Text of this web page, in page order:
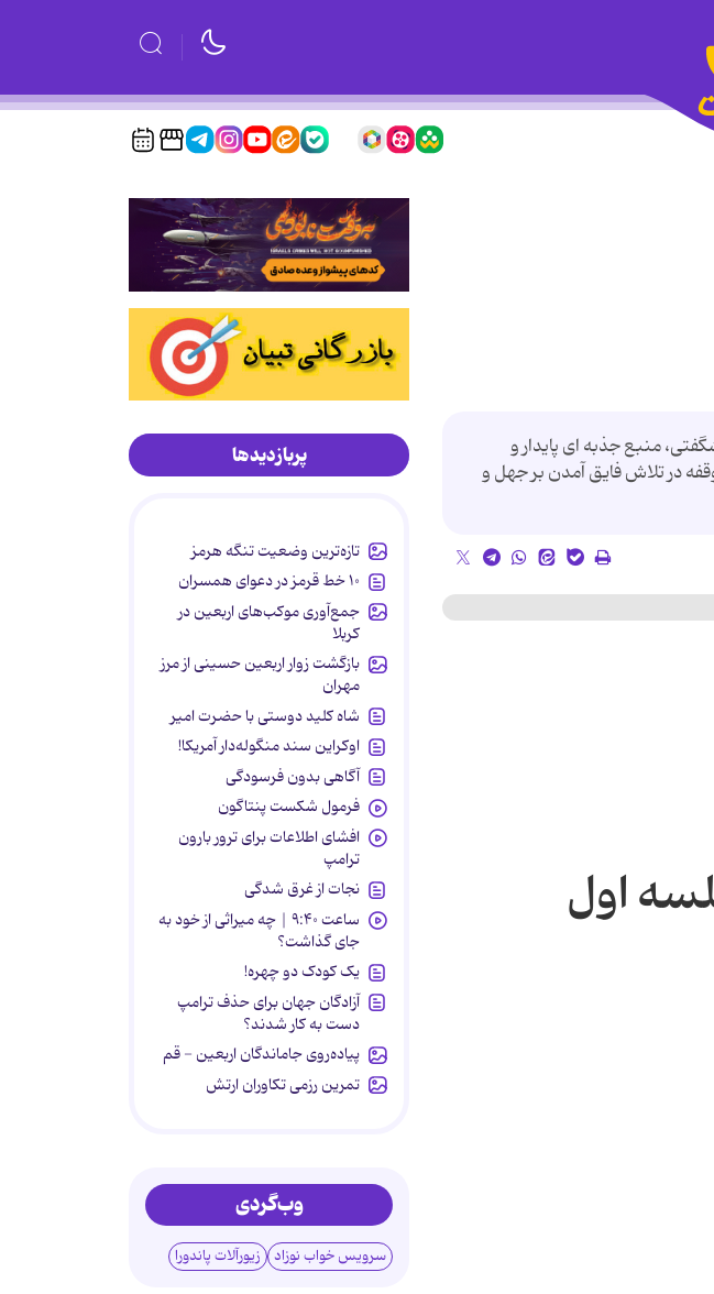
منبع جذبه ای پایدار و
در تلاش فایق آمدن بر جهل و
اول
پربازدیدها
تازه‌ترین وضعیت تنگه هرمز
۱۰ خط قرمز در دعوای همسران
جمع‌آوری موکب‌های اربعین در
کربلا
بازگشت زوار اربعین حسینی از مرز
مهران
شاه کلید دوستی با حضرت امیر
اوکراین سند منگوله‌دار آمریکا!
آگاهی بدون فرسودگی
فرمول شکست پنتاگون
افشای اطلاعات برای ترور بارون
ترامپ
نجات از غرق شدگی
ساعت ۹:۴۰ | چه میراثی از خود به
جای گذاشت؟
یک کودک دو چهره!
آزادگان جهان برای حذف ترامپ
دست به کار شدند؟
پیاده‌روی جاماندگان اربعین - قم
تمرین رزمی تکاوران ارتش
وب‌گردی
سرویس خواب نوزاد زیورآلات پاندورا